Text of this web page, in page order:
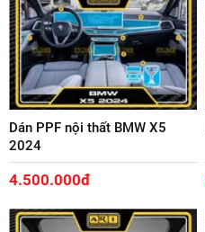
Dán PPF nội thất BMW X5
2024
4.500.000đ